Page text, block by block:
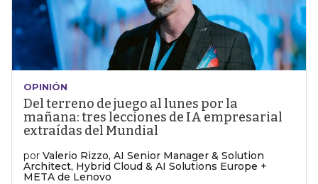
OPINIÓN
Del terreno de juego al lunes por la
mañana: tres lecciones de IA empresarial
extraídas del Mundial
por Valerio Rizzo, AI Senior Manager & Solution
Architect, Hybrid Cloud & AI Solutions Europe +
META de Lenovo